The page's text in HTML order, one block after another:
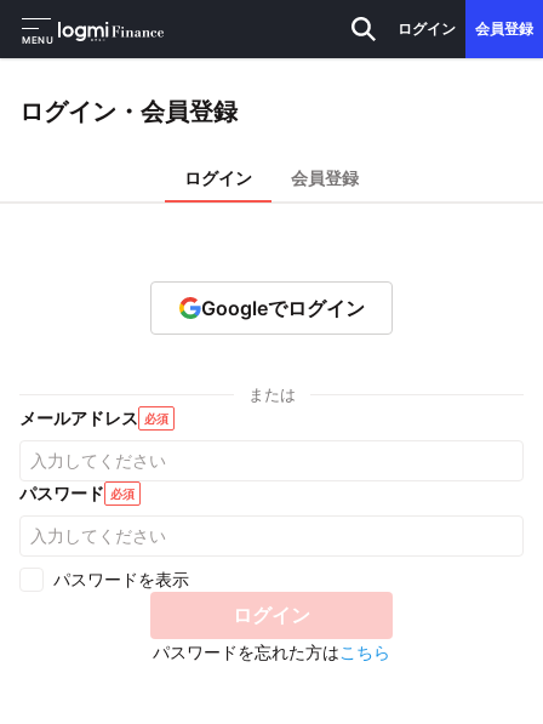
MENU
ログイン 会員登録
ログイン・会員登録
ログイン 会員登録
Googleでログイン
または
メールアドレス 必須
パスワード 必須
パスワードを表示
ログイン
パスワードを忘れた方はこちら